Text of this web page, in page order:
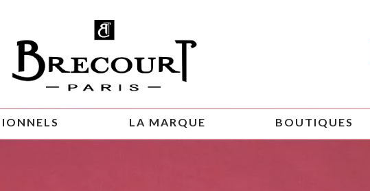
LA MARQUE BOUTIQUES